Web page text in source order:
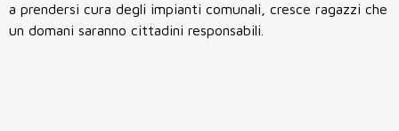
a prendersi cura degli impianti comunali, cresce ragazzi che
un domani saranno cittadini responsabili.